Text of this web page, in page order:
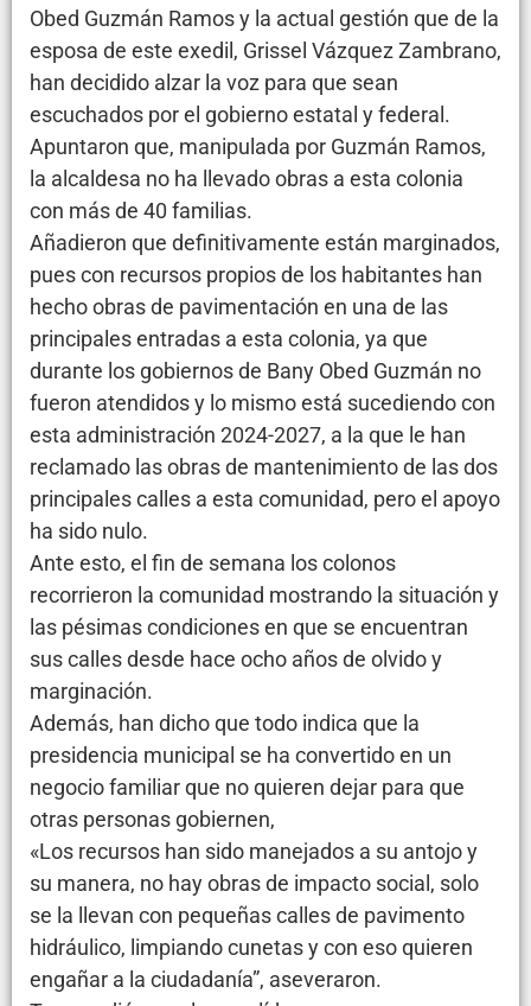
Obed Guzmán Ramos y la actual gestión que de la
esposa de este exedil, Grissel Vázquez Zambrano,
han decidido alzar la voz para que sean
escuchados por el gobierno estatal y federal.
Apuntaron que, manipulada por Guzmán Ramos,
la alcaldesa no ha llevado obras a esta colonia
con más de 40 familias.
Añadieron que definitivamente están marginados,
pues con recursos propios de los habitantes han
hecho obras de pavimentación en una de las
principales entradas a esta colonia, ya que
durante los gobiernos de Bany Obed Guzmán no
fueron atendidos y lo mismo está sucediendo con
esta administración 2024-2027, a la que le han
reclamado las obras de mantenimiento de las dos
principales calles a esta comunidad, pero el apoyo
ha sido nulo.
Ante esto, el fin de semana los colonos
recorrieron la comunidad mostrando la situación y
las pésimas condiciones en que se encuentran
sus calles desde hace ocho años de olvido y
marginación.
Además, han dicho que todo indica que la
presidencia municipal se ha convertido en un
negocio familiar que no quieren dejar para que
otras personas gobiernen,
«Los recursos han sido manejados a su antojo y
su manera, no hay obras de impacto social, solo
se la llevan con pequeñas calles de pavimento
hidráulico, limpiando cunetas y con eso quieren
engañar a la ciudadanía”, aseveraron.